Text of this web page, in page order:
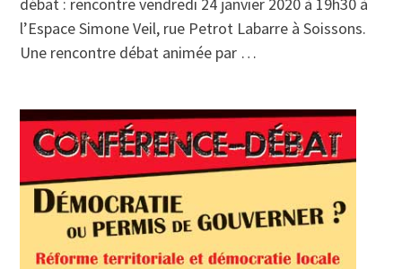
l’Espace Simone Veil, rue Petrot Labarre à Soissons.
Une rencontre débat animée par …